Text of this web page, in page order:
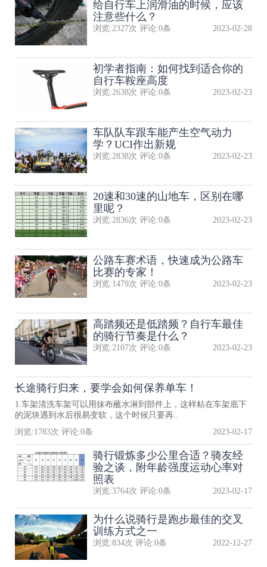
给自行车上润滑油的时候，应该
注意些什么？
浏览:2327次 评论:0条 2023-02-28
初学者指南：如何找到适合你的
自行车鞍座高度
浏览:2638次 评论:0条 2023-02-23
​车队队​车跟车能产生空气动力
学？UCI作出新规
浏览:2838次 评论:0条 2023-02-23
20速和30速的山地车，区别在哪
里呢？
浏览:2836次 评论:0条 2023-02-23
公路车赛术语，快速成为公路车
比赛的专家！
浏览:1479次 评论:0条 2023-02-23
高踏频还是低踏频？自行车最佳
的骑行节奏是什么？
浏览:2107次 评论:0条 2023-02-23
长途骑行归来，要学会如何保养单车！
1.车架清洗车架可以用抹布蘸水淋到部件上，这样粘在车架底下
的泥块遇到水后很易变软，这个时候只要再..
浏览:1783次 评论:0条 2023-02-17
骑行锻炼多少公里合适？骑友经
验之谈，附年龄强度运动心率对
照表
浏览:3764次 评论:0条 2023-02-17
为什么说骑行是跑步最佳的交叉
训练方式之一
浏览:834次 评论:0条 2022-12-27